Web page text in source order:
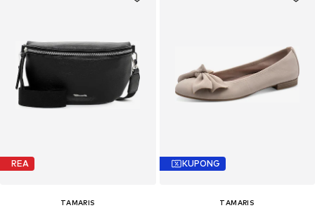
REA
TAMARIS
KUPONG
TAMARIS